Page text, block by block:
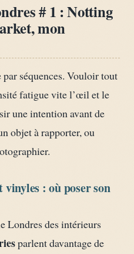
# 1 : Notting
mon
séquences. Vouloir tout
fatigue vite l’œil et le
une intention avant de
objet à rapporter, ou
: où poser son
Londres des intérieurs
parlent davantage de